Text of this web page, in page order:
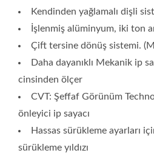
Kendinden yağlamalı dişli
İşlenmiş alüminyum, iki ton
Çift tersine dönüş sistemi.
Daha dayanıklı Mekanik ip
cinsinden ölçer
CVT: Şeffaf Görünüm
önleyici ip sayacı
Hassas sürükleme ayarları
sürükleme yıldızı